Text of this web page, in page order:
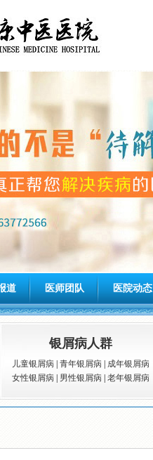
道 医师团队 医院动态
银屑病人群
儿童银屑病 青年银屑病
成年银屑病
女性银屑病
男性银屑病 老年银屑病